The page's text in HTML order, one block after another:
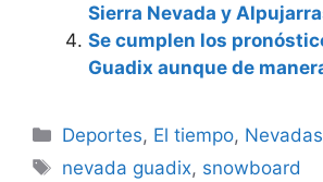
Sierra Nevada y
Se cumplen los
Guadix aunque de
Categorías
Deportes, El tiempo, Nevadas
Etiquetas
nevada guadix, snowboard